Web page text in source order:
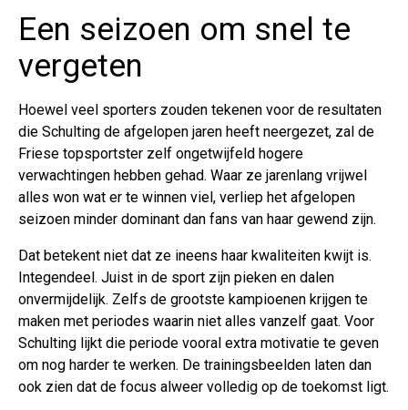
Een seizoen om snel te
vergeten
Hoewel veel sporters zouden tekenen voor de resultaten
die Schulting de afgelopen jaren heeft neergezet, zal de
Friese topsportster zelf ongetwijfeld hogere
verwachtingen hebben gehad. Waar ze jarenlang vrijwel
alles won wat er te winnen viel, verliep het afgelopen
seizoen minder dominant dan fans van haar gewend zijn.
Dat betekent niet dat ze ineens haar kwaliteiten kwijt is.
Integendeel. Juist in de sport zijn pieken en dalen
onvermijdelijk. Zelfs de grootste kampioenen krijgen te
maken met periodes waarin niet alles vanzelf gaat. Voor
Schulting lijkt die periode vooral extra motivatie te geven
om nog harder te werken. De trainingsbeelden laten dan
ook zien dat de focus alweer volledig op de toekomst ligt.